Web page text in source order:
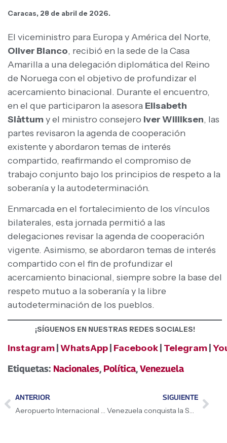
Caracas, 28 de abril de 2026.
El viceministro para Europa y América del Norte,
Oliver Blanco, recibió en la sede de la Casa
Amarilla a una delegación diplomática del Reino
de Noruega con el objetivo de profundizar el
acercamiento binacional. Durante el encuentro,
en el que participaron la asesora Elisabeth
Slåttumy el ministro consejero Iver Williksen, las
partes revisaron la agenda de cooperación
existente y abordaron temas de interés
compartido, reafirmando el compromiso de
trabajo conjunto bajo los principios de respeto a la
soberanía y la autodeterminación.
Enmarcada en el fortalecimiento de los vínculos
bilaterales, esta jornada permitió a las
delegaciones revisar la agenda de cooperación
vigente. Asimismo, se abordaron temas de interés
compartido con el fin de profundizar el
acercamiento binacional, siempre sobre la base del
respeto mutuo a la soberanía y la libre
autodeterminación de los pueblos.
¡SÍGUENOS EN NUESTRAS REDES SOCIALES!
Instagram WhatsApp Facebook Telegram
Etiquetas: Nacionales, Política,Venezuela
ANTERIOR
Aeropuerto Internacional Arturo Michelena aumenta movilidad de pasajeros
SIGUIENTE
Venezuela conquista la Seafood Expo Global 2026 con productos de calidad premium